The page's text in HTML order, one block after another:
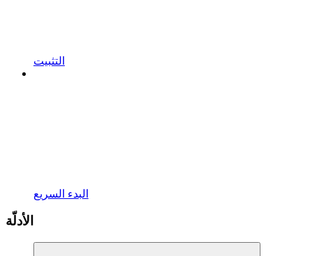
التثبيت
البدء السريع
الأدلّة